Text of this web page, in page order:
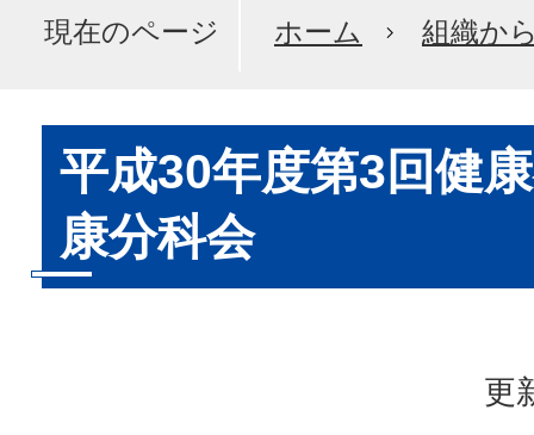
現在のページ ホーム 組織か
平成30年度第3回健
康分科会
更